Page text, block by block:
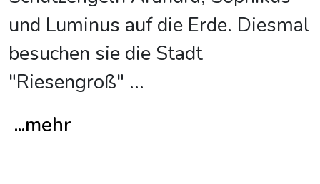
und Luminus auf die Erde. Diesmal
besuchen sie die Stadt
"Riesengroß" ...
...mehr